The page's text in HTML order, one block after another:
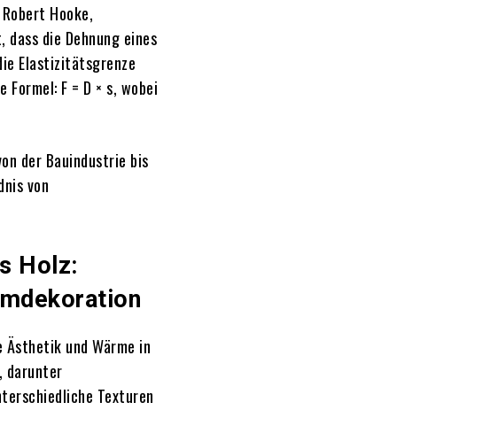
Hooke,
dass die Dehnung eines
Elastizitätsgrenze
F = D × s, wobei
der Bauindustrie bis
von
Holz:
und Wärme in
darunter
Texturen